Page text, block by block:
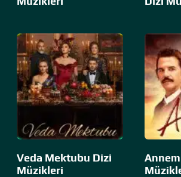
Veda Mektubu Dizi
Müzikleri